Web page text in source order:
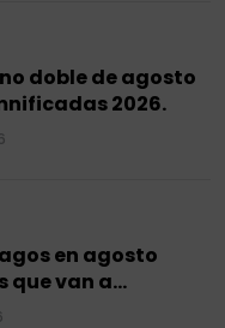
doble de agosto
2026.
en agosto
que van a